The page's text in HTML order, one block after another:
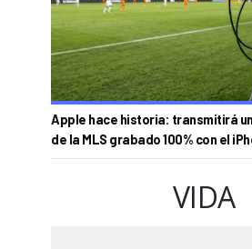
Apple hace historia: transmitirá
de la MLS grabado 100% con el
VIDA